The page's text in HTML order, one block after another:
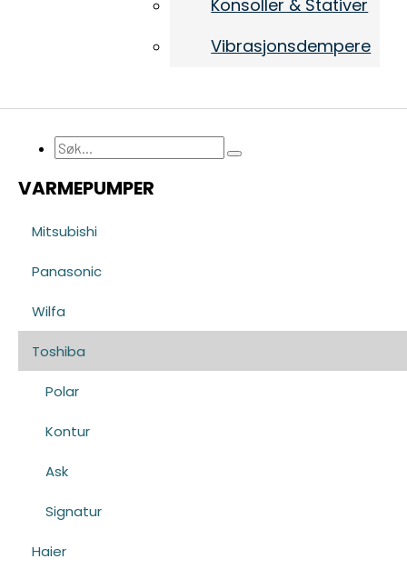
Konsoller & Stativer
Vibrasjonsdempere
Søk
...
VARMEPUMPER
Mitsubishi
Panasonic
Wilfa
Toshiba
Polar
Kontur
Ask
Signatur
Haier